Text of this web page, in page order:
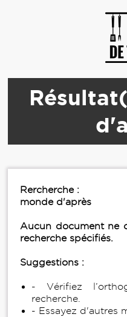
Rercherche :
monde d'après
Aucun document ne
recherche spécifiés.
Suggestions :
- Vérifiez
recherche.
- Essayez d'autres